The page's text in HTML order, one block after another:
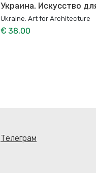
Украина. Искусство
Ukraine. Art for Architecture
€ 38,00
Телеграм